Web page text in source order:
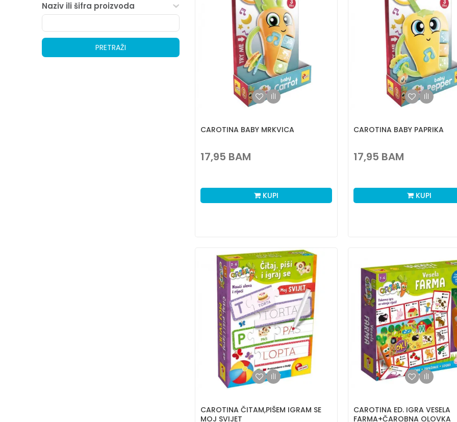
Naziv ili šifra proizvoda
PRETRAŽI
CAROTINA BABY MRKVICA
17,95 BAM
KUPI
CAROTINA BABY PAPRIKA
17,95 BAM
KUPI
CAROTINA ČITAM,PIŠEM IGRAM SE
MOJ SVIJET
CAROTINA ED. IGRA VESELA
FARMA+ČAROBNA OLOVKA